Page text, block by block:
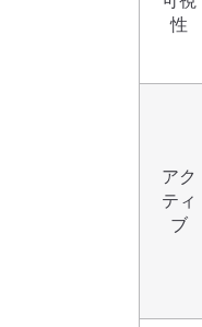
性
アク
ティ
ブ